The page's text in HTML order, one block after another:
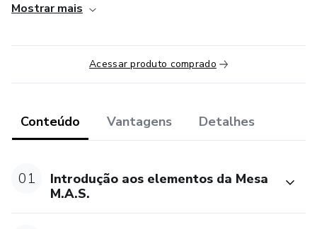
Leis Sistêmicas foram infligidas, a quem pertence a
lealdade dentro do Sistema Familiar.
do Curso imediatamente após a sua compra.
Mostrar mais
Acessar produto comprado
Conteúdo Vantagens Detalhes
01
Introdução aos elementos da Mesa
M.A.S.